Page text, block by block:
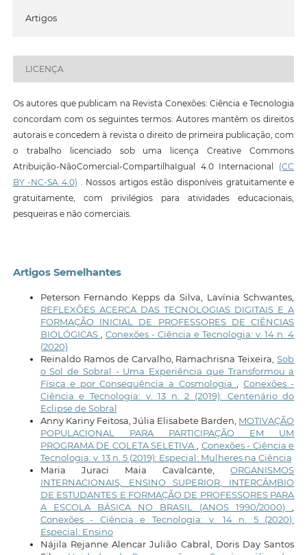
Artigos
LICENÇA
Os autores que publicam na Revista Conexões: Ciência e Tecnologia
concordam com os seguintes termos: Autores mantêm os direitos
autorais e concedem à revista o direito de primeira publicação, com
o trabalho licenciado sob uma licença Creative Commons
Atribuição-NãoComercial-CompartilhaIgual 4.0 Internacional (CC
BY -NC-SA 4.0) . Nossos artigos estão disponíveis gratuitamente e
gratuitamente, com privilégios para atividades educacionais,
pesqueiras e não comerciais.
Artigos Semelhantes
Peterson Fernando Kepps da Silva, Lavínia Schwantes,
REFLEXÕES ACERCA DAS TECNOLOGIAS DIGITAIS E A
FORMAÇÃO INICIAL DE PROFESSORES DE CIÊNCIAS
BIOLÓGICAS , Conexões - Ciência e Tecnologia: v. 14 n. 4
(2020)
Reinaldo Ramos de Carvalho, Ramachrisna Teixeira,Sob
o Sol de Sobral - Uma Experiência que Transformou a
Física e por Consequência a Cosmologia, Conexões -
Ciência e Tecnologia: v. 13 n. 2 (2019): Centenário do
Eclipse de Sobral
Anny Kariny Feitosa, Júlia Elisabete Barden, MOTIVAÇÃO
POPULACIONAL PARA PARTICIPAÇÃO EM UM
PROGRAMA DE COLETA SELETIVA , Conexões - Ciência e
Tecnologia: v. 13 n. 5 (2019): Especial: Mulheres na Ciência
Maria Juraci Maia Cavalcante,ORGANISMOS
INTERNACIONAIS, ENSINO SUPERIOR, INTERCÂMBIO
DE ESTUDANTES E FORMAÇÃO DE PROFESSORES PARA
A ESCOLA BÁSICA NO BRASIL (ANOS 1990/2000),
Conexões - Ciência e Tecnologia: v. 14 n. 5 (2020):
Especial: Ensino
Nájila Rejanne Alencar Julião Cabral, Doris Day Santos